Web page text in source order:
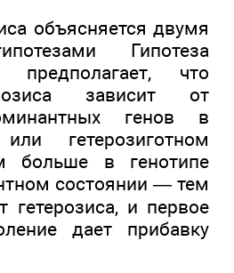
объясняется двумя
Гипотеза
предполагает, что
зависит от
генов в
гетерозиготном
больше в генотипе
состоянии — тем
гетерозиса, и первое
дает прибавку